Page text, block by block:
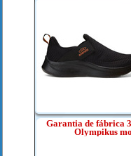
Garantia de fábrica
Olympikus